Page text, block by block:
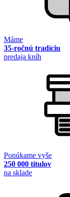
Máme
35-ročnú tradíciu
predaja kníh
Ponúkame vyše
250 000 titulov
na sklade